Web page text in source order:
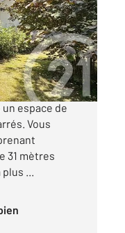
d'Ardon Cette
espace de
Vous
31 mètres
...